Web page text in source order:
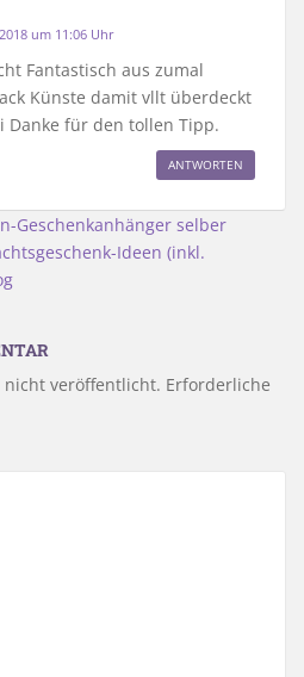
um 11:06 Uhr
Fantastisch aus zumal
Künste damit vllt überdeckt
Danke für den tollen Tipp.
ANTWORTEN
Geschenkanhänger selber
Ideen (inkl.
nicht veröffentlicht. Erforderliche